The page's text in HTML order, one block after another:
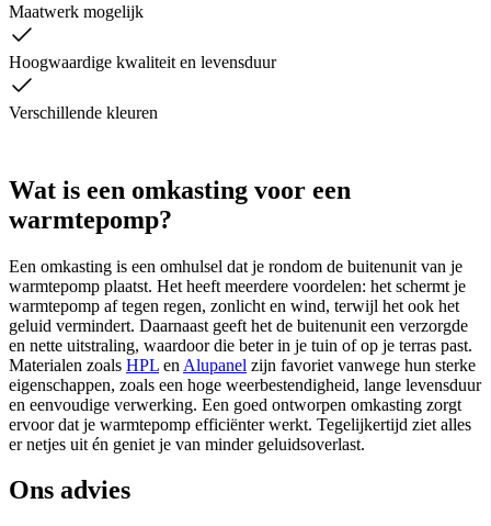
Maatwerk mogelijk
Hoogwaardige kwaliteit en levensduur
Verschillende kleuren
Wat is een omkasting voor een
warmtepomp?
Een omkasting is een omhulsel dat je rondom de buitenunit van je
warmtepomp plaatst. Het heeft meerdere voordelen: het schermt je
warmtepomp af tegen regen, zonlicht en wind, terwijl het ook het
geluid vermindert. Daarnaast geeft het de buitenunit een verzorgde
en nette uitstraling, waardoor die beter in je tuin of op je terras past.
Materialen zoals HPL en Alupanel zijn favoriet vanwege hun sterke
eigenschappen, zoals een hoge weerbestendigheid, lange levensduur
en eenvoudige verwerking. Een goed ontworpen omkasting zorgt
ervoor dat je warmtepomp efficiënter werkt. Tegelijkertijd ziet alles
er netjes uit én geniet je van minder geluidsoverlast.
Ons advies